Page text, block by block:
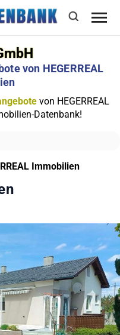
von HEGERREAL
von HEGERREAL
Datenbank!
Immobilien